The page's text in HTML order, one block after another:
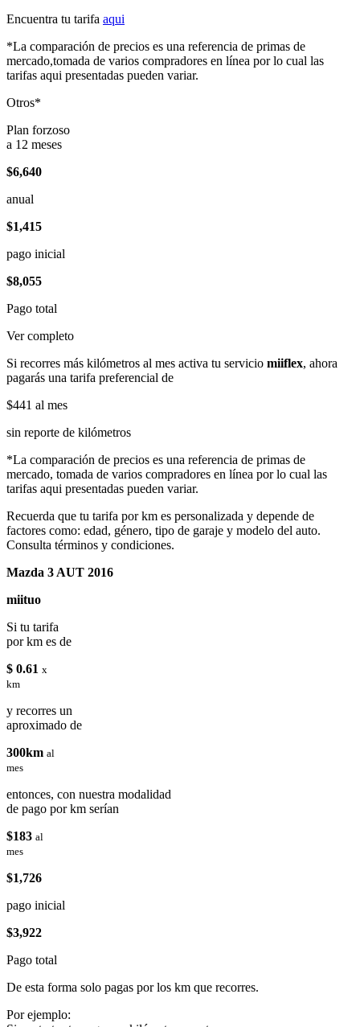
Encuentra tu tarifa aqui
*La comparación de precios es una referencia de primas de
mercado,tomada de varios compradores en línea por lo cual las
tarifas aqui presentadas pueden variar.
Otros*
Plan forzoso
a 12 meses
$6,640
anual
$1,415
pago inicial
$8,055
Pago total
Ver completo
Si recorres más kilómetros al mes activa tu servicio miiflex, ahora
pagarás una tarifa preferencial de
$441 al mes
sin reporte de kilómetros
*La comparación de precios es una referencia de primas de
mercado, tomada de varios compradores en línea por lo cual las
tarifas aqui presentadas pueden variar.
Recuerda que tu tarifa por km es personalizada y depende de
factores como: edad, género, tipo de garaje y modelo del auto.
Consulta términos y condiciones.
Mazda 3 AUT 2016
miituo
Si tu tarifa
por km es de
$ 0.61 x
km
y recorres un
aproximado de
300km al
mes
entonces, con nuestra modalidad
de pago por km serían
$183 al
mes
$1,726
pago inicial
$3,922
Pago total
De esta forma solo pagas por los km que recorres.
Por ejemplo: